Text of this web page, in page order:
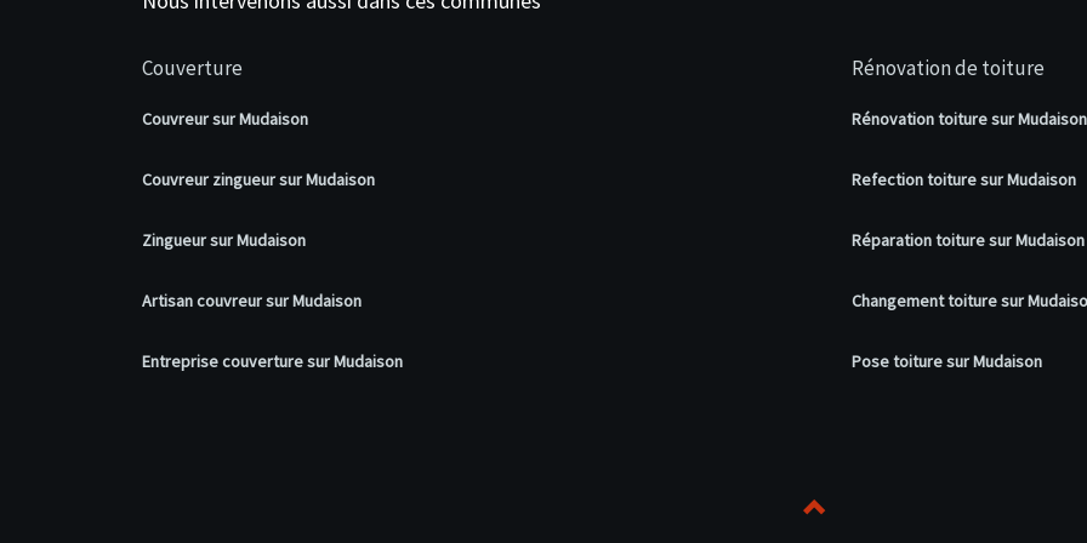
Couverture
Couvreur sur Mudaison
Couvreur zingueur sur Mudaison
Zingueur sur Mudaison
Artisan couvreur sur Mudaison
Entreprise couverture sur Mudaison
Rénovation de toiture
Rénovation toiture sur Mudaison
Refection toiture sur Mudaison
Réparation toiture sur Mudaison
Changement toiture sur
Pose toiture sur Mudaison